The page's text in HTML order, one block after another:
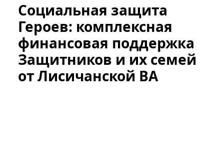
Социальная защита
Героев: комплексная
финансовая поддержка
Защитников и их семей
от Лисичанской ВА